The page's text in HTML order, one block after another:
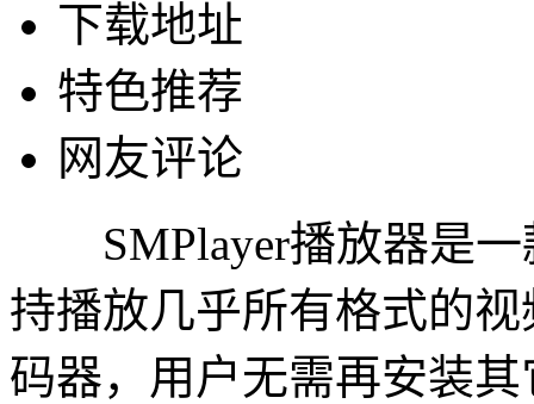
下载地址
特色推荐
网友评论
SMPlayer播放器是一
持播放几乎所有格式的
码器，用户无需再安装